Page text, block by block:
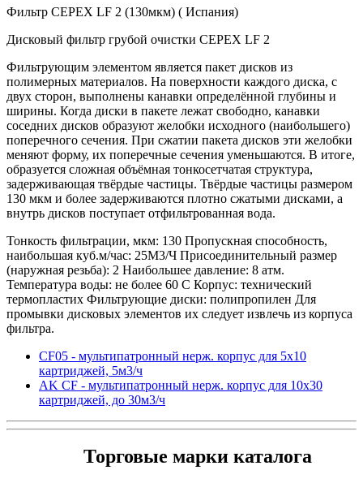
Фильтр CEPEX LF 2 (130мкм) ( Испания)
Дисковый фильтр грубой очистки CEPEX LF 2
Фильтрующим элементом является пакет дисков из
полимерных материалов. На поверхности каждого диска, с
двух сторон, выполнены канавки определённой глубины и
ширины. Когда диски в пакете лежат свободно, канавки
соседних дисков образуют желобки исходного (наибольшего)
поперечного сечения. При сжатии пакета дисков эти желобки
меняют форму, их поперечные сечения уменьшаются. В итоге,
образуется сложная объёмная тонкосетчатая структура,
задерживающая твёрдые частицы. Твёрдые частицы размером
130 мкм и более задерживаются плотно сжатыми дисками, а
внутрь дисков поступает отфильтрованная вода.
Тонкость фильтрации, мкм: 130 Пропускная способность,
наибольшая куб.м/час: 25М3/Ч Присоединительный размер
(наружная резьба): 2 Наибольшее давление: 8 атм.
Температура воды: не более 60 С Корпус: технический
термопластих Фильтрующие диски: полипропилен Для
промывки дисковых элементов их следует извлечь из корпуса
фильтра.
CF05 - мультипатронный нерж. корпус для 5х10
картриджей, 5м3/ч
AK CF - мультипатронный нерж. корпус для 10х30
картриджей, до 30м3/ч
Торговые марки каталога